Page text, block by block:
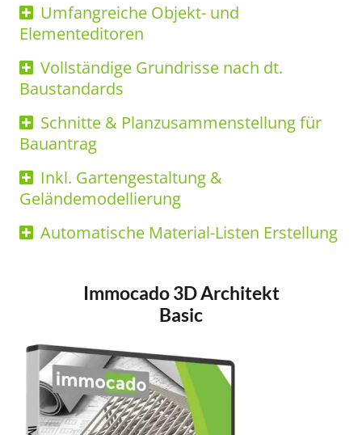
Umfangreiche Objekt- und
Elementeditoren
Vollständige Grundrisse nach dt.
Baustandards
Schnitte & Planzusammenstellung für
Bauantrag
Inkl. Gartengestaltung &
Geländemodellierung
Automatische Material-Listen Erstellung
Immocado 3D Architekt
Basic